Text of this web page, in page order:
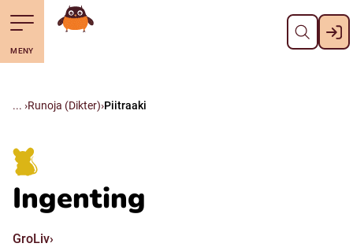
Till navigering av sidans innehåll
Till övergripande innehåll för webbplatsen Pane kiini
Suomi (Finska)
Julevsámegiella (Lulesamiska)
MENY
Mene starttisivule
Runoja (Dikter) Piitraaki
Ingenting
GroLiv